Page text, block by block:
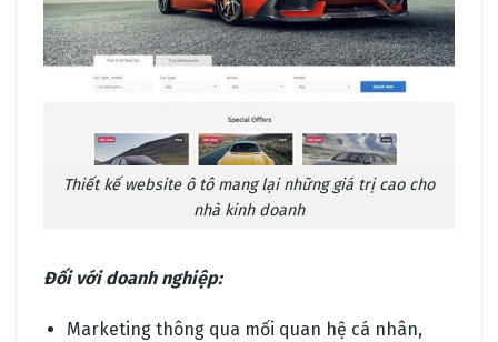
Thiết kế website ô tô mang lại những giá trị cao cho
nhà kinh doanh
Đối với doanh nghiệp:
Marketing thông qua mối quan hệ cá nhân,